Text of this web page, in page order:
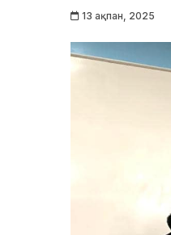
13 ақпан, 2025